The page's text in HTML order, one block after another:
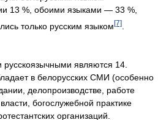
13 %, обоими языками — 33 %,
только русским языком [7]
русскоязычными являются 14.
в белорусских СМИ (особенно
делопроизводстве, работе
богослужебной практике
организаций.